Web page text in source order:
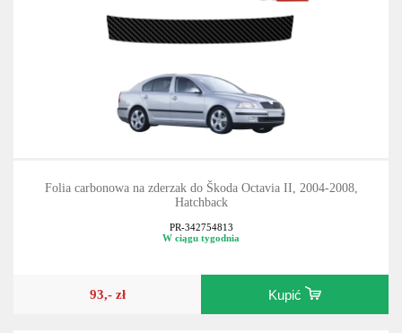
Folia carbonowa na zderzak do Škoda Octavia II, 2004-2008,
Hatchback
PR-342754813
W ciągu tygodnia
93,- zł Kupić